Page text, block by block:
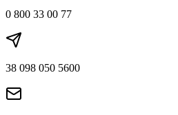
0 800 33 00 77
38 098 050 5600